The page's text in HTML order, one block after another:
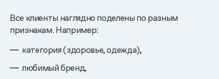
Все клиенты наглядно поделены по разным
признакам. Например:
категория (здоровье, одежда),
любимый бренд,